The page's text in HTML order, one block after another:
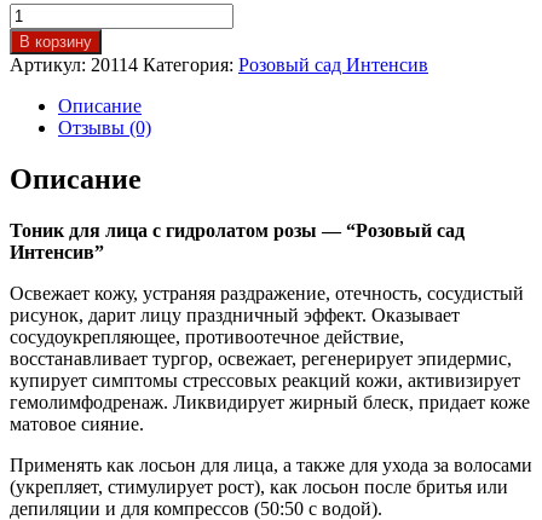
Количество
товара
Тоник
для
лица
гидролатом
розы
Розовый
В корзину
Артикул: 20114 Категория: Розовый сад Интенсив
Описание
Отзывы (0)
Описание
Тоник для лица с гидролатом розы — “Розовый сад
Интенсив”
Освежает кожу, устраняя раздражение, отечность, сосудистый
рисунок, дарит лицу праздничный эффект. Оказывает
сосудоукрепляющее, противоотечное действие,
восстанавливает тургор, освежает, регенерирует эпидермис,
купирует симптомы стрессовых реакций кожи, активизирует
гемолимфодренаж. Ликвидирует жирный блеск, придает коже
матовое сияние.
Применять как лосьон для лица, а также для ухода за волосами
(укрепляет, стимулирует рост), как лосьон после бритья или
депиляции и для компрессов (50:50 с водой).